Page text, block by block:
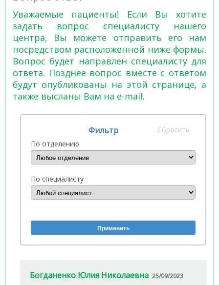
Уважаемые пациенты! Если Вы хотите
задать вопрос специалисту нашего
центра, Вы можете отправить его нам
посредством расположенной ниже формы.
Вопрос будет направлен специалисту для
ответа. Позднее вопрос вместе с ответом
будут опубликованы на этой странице, а
также высланы Вам на e-mail.
Сбросить
Фильтр
По отделению
По специалисту
Богданенко Юлия Николаевна 25/09/2023